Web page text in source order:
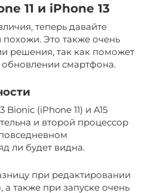
11 и iPhone 13
теперь давайте
Это также очень
решения, так как поможет
обновлении смартфона.
(iPhone 11) и A15
и второй процессор
ли будет видна.
при редактировании
также при запуске очень